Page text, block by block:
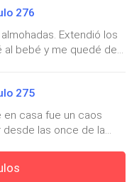
legalmente, pero
276
Extendió los
al bebé y me quedé de
té o algo caliente?
275
en casa fue un caos
desde las once de la
con los pechos